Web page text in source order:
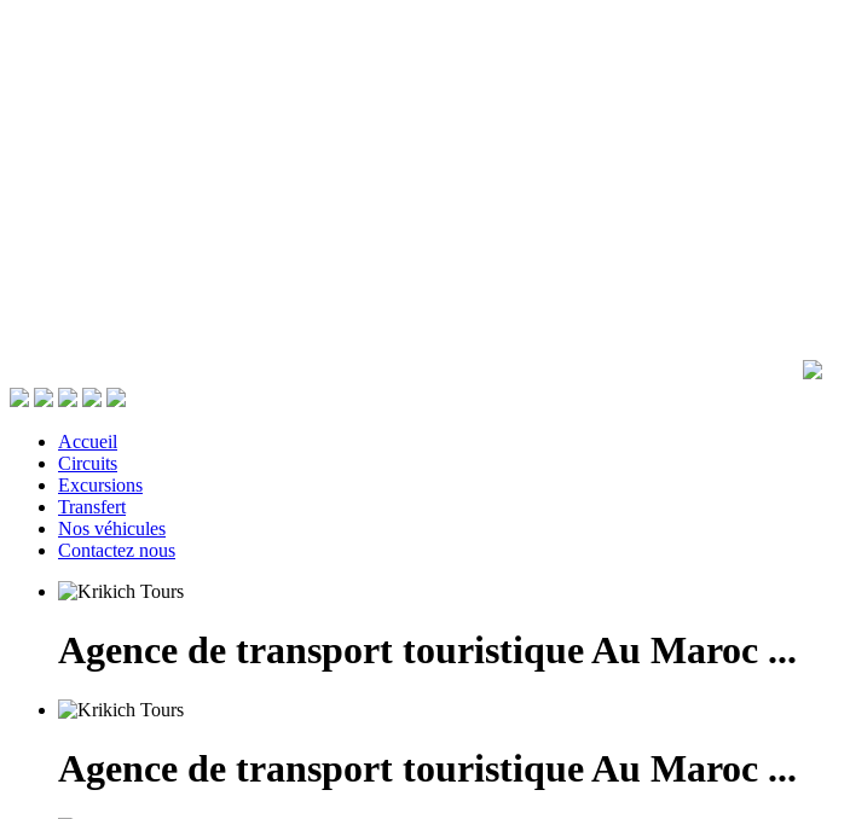
Accueil
Circuits
Excursions
Transfert
Nos véhicules
Contactez nous
Agence de transport touristique Au Maroc ...
Agence de transport touristique Au Maroc ...